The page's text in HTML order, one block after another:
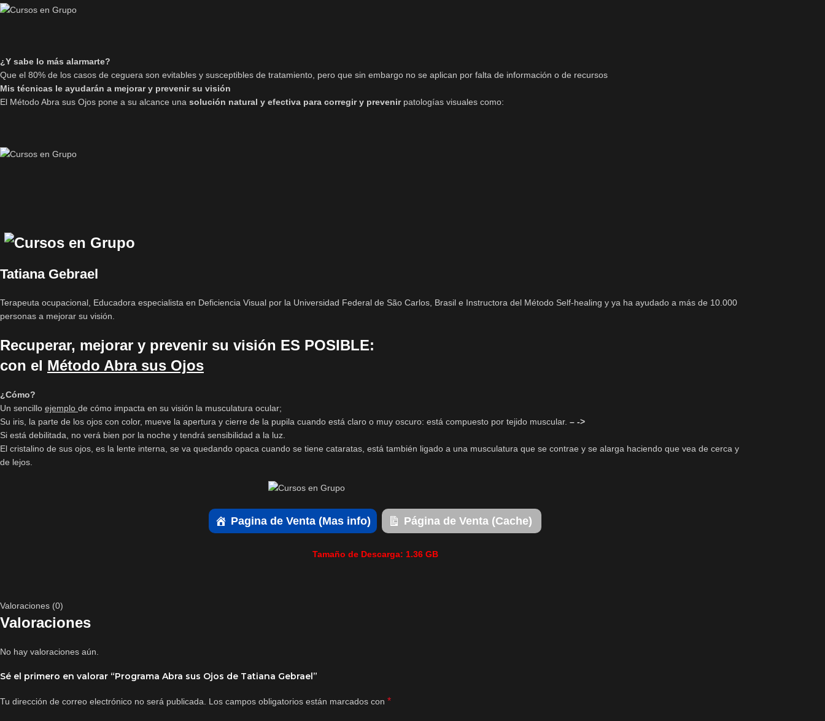
¿Y sabe lo más alarmarte?
Que el 80% de los casos de ceguera son evitables y susceptibles de tratamiento, pero que sin embargo no se aplican por falta de información o de recursos
Mis técnicas le ayudarán a mejorar y prevenir su visión
El Método Abra sus Ojos pone a su alcance una solución natural y efectiva para corregir y prevenirpatologías visuales como:
Tatiana Gebrael
Terapeuta ocupacional, Educadora especialista en Deficiencia Visual por la Universidad Federal de São Carlos, Brasil e Instructora del Método Self-healing y ya ha ayudado a más de 10.000
personas a mejorar su visión.
Recuperar, mejorar y prevenir su visión ES POSIBLE:
con el Método Abra sus Ojos
¿Cómo?
Un sencillo ejemplo de cómo impacta en su visión la musculatura ocular;
Su iris, la parte de los ojos con color, mueve la apertura y cierre de la pupila cuando está claro o muy oscuro: está compuesto por tejido muscular. – ->
Si está debilitada, no verá bien por la noche y tendrá sensibilidad a la luz.
El cristalino de sus ojos, es la lente interna, se va quedando opaca cuando se tiene cataratas, está también ligado a una musculatura que se contrae y se alarga haciendo que vea de cerca y
de lejos.
Pagina de Venta (Mas info) Página de Venta (Cache)
Tamaño de Descarga: 1.36 GB
Valoraciones (0)
Valoraciones
No hay valoraciones aún.
Sé el primero en valorar “Programa Abra sus Ojos de Tatiana Gebrael”
Tu dirección de correo electrónico no será publicada. Los campos obligatorios están marcados con *